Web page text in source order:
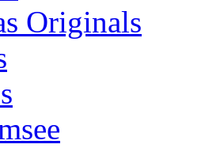
Originals